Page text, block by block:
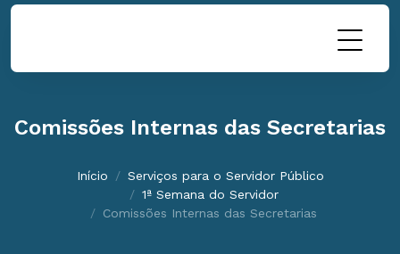
Comissões Internas das Secretarias
Início
Serviços para o Servidor Público
1ª Semana do Servidor
Comissões Internas das Secretarias